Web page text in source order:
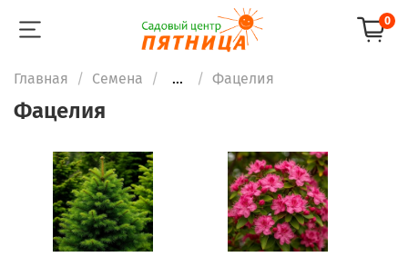
0
Главная Семена ... Фацелия
Фацелия